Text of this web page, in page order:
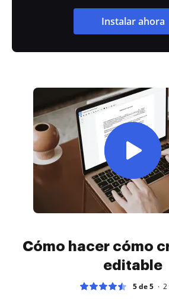
Instalar ahora
Cómo hacer cómo
editable
5 de 5 2